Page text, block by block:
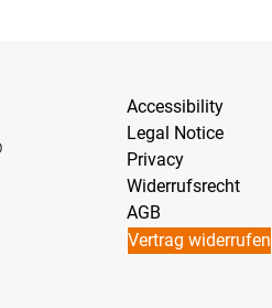
Accessibility
Legal Notice
Privacy
Widerrufsrecht
AGB
Vertrag widerrufen